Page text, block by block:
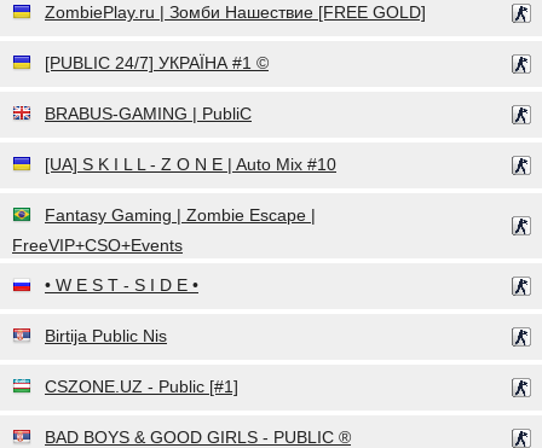
ZombiePlay.ru | Зoмби Haшecтвиe [FREE GOLD]
[PUBLIC 24/7] УКРАЇНА #1 ©
BRABUS-GAMING | PubliC
[UA] S K I L L - Z O N E | Auto Mix #10
Fantasy Gaming | Zombie Escape |
FreeVIP+CSO+Events
• W E S T - S I D E •
Birtija Public Nis
CSZONE.UZ - Public [#1]
BAD BOYS & GOOD GIRLS - PUBLIC ®